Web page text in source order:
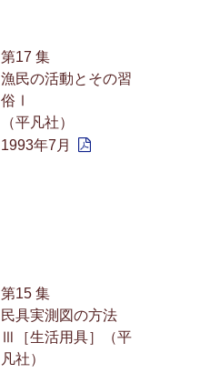
第17 集
漁民の活動とその習
俗Ⅰ
（平凡社）
1993年7月
第15 集
民具実測図の方法
Ⅲ［生活用具］（平
凡社）